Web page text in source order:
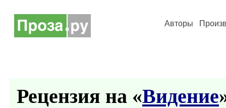
Авторы
Рецензия на «Видение